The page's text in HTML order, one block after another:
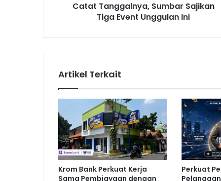
n
S
u
m
a
r
S
a
j
i
Catat Tanggalnya, Sumbar Sajikan
Tiga Event Unggulan Ini
Artikel Terkait
Krom Bank Perkuat Kerja
Sama Pembiayaan dengan
Perkuat